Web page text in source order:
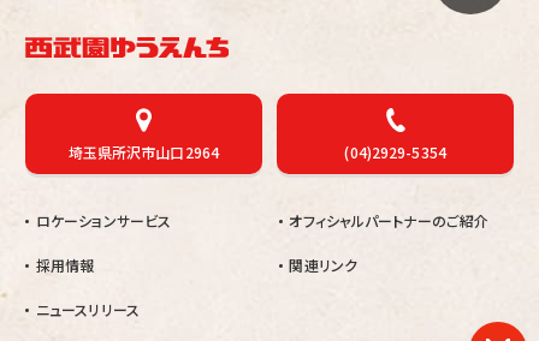
埼玉県所沢市山口2964 (04)2929-5354
ロケーションサービス
採用情報
ニュースリリース
オフィシャルパートナーのご紹介
関連リンク